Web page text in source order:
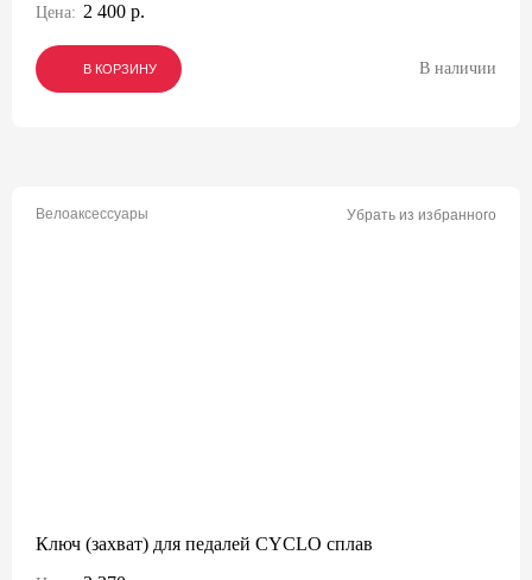
Цена: 2 400 р.
В КОРЗИНУ
В КОРЗИНУ
В КОРЗИНУ В наличии
Велоаксессуары Убрать из избранного
Ключ (захват) для педалей CYCLO сплав